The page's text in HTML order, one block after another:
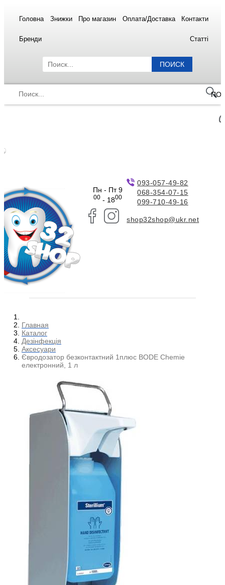
Головна Знижки Про магазин Оплата/Доставка Контакти
Бренди Статті
ПОИСК
Пн - Пт 9
00- 1800
093-057-49-82
068-354-07-15
099-710-49-16
shop32shop@ukr.net
Главная
Каталог
Дезінфекція
Аксесуари
Євродозатор безконтактний 1плюс BODE Chemie
електронний, 1 л